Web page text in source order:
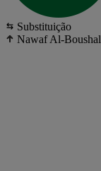
Substituição
Nawaf Al-Boushal